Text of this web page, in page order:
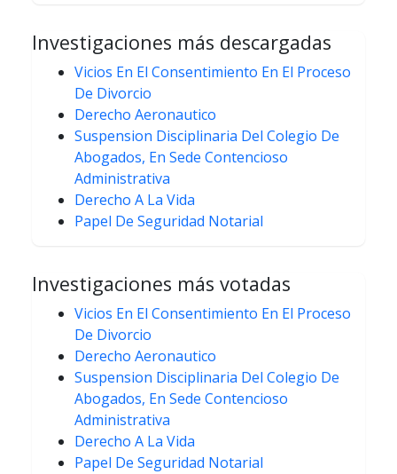
Investigaciones más descargadas
Vicios En El Consentimiento En El Proceso
De Divorcio
Derecho Aeronautico
Suspension Disciplinaria Del Colegio De
Abogados, En Sede Contencioso
Administrativa
Derecho A La Vida
Papel De Seguridad Notarial
Investigaciones más votadas
Vicios En El Consentimiento En El Proceso
De Divorcio
Derecho Aeronautico
Suspension Disciplinaria Del Colegio De
Abogados, En Sede Contencioso
Administrativa
Derecho A La Vida
Papel De Seguridad Notarial